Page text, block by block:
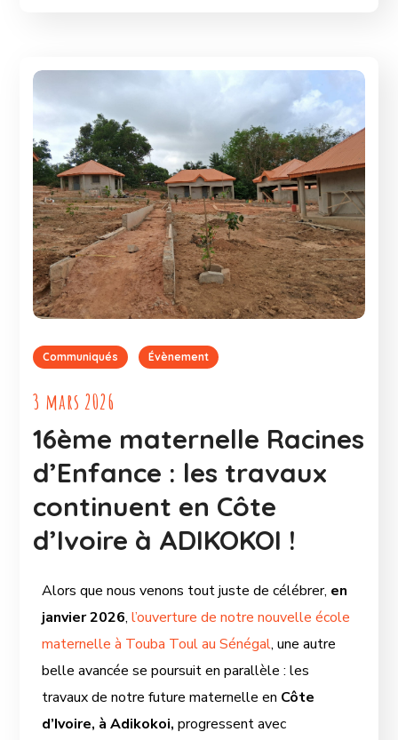
Communiqués Évènement
3 mars 2026
16ème maternelle Racines
d’Enfance : les travaux
continuent en Côte
d’Ivoire à ADIKOKOI !
Alors que nous venons tout juste de célébrer, en
janvier 2026,l’ouverture de notre nouvelle école
maternelle à Touba Toul au Sénégal, une autre
belle avancée se poursuit en parallèle : les
travaux de notre future maternelle en Côte
d’Ivoire, à Adikokoi, progressent avec